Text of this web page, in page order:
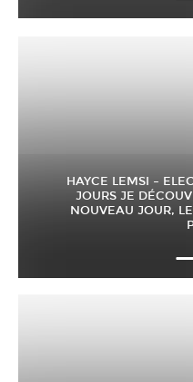
HAYCE LEMSI –
JOURS JE
NOUVEAU JOUR,